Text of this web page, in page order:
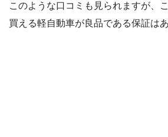
このような口コミも見られますが、
買える軽自動車が良品である保証は